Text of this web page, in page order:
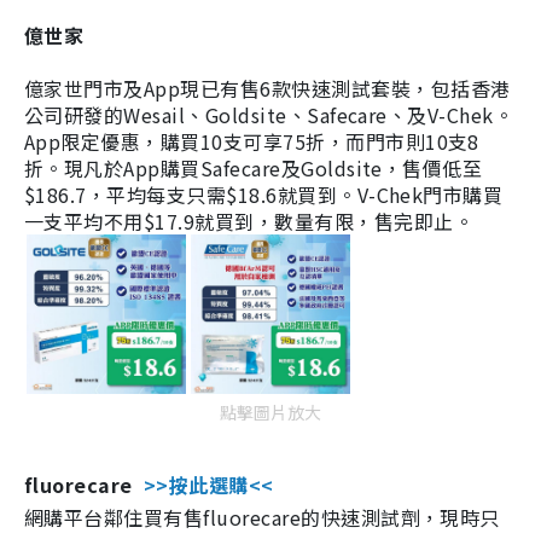
億世家
億家世門市及App現已有售6款快速測試套裝，包括香港
公司研發的Wesail、Goldsite、Safecare、及V-Chek。
App限定優惠，購買10支可享75折，而門市則10支8
折。現凡於App購買Safecare及Goldsite，售價低至
$186.7，平均每支只需$18.6就買到。V-Chek門市購買
一支平均不用$17.9就買到，數量有限，售完即止。
點擊圖片放大
fluorecare >>按此選購<<
網購平台鄰住買有售fluorecare的快速測試劑，現時只